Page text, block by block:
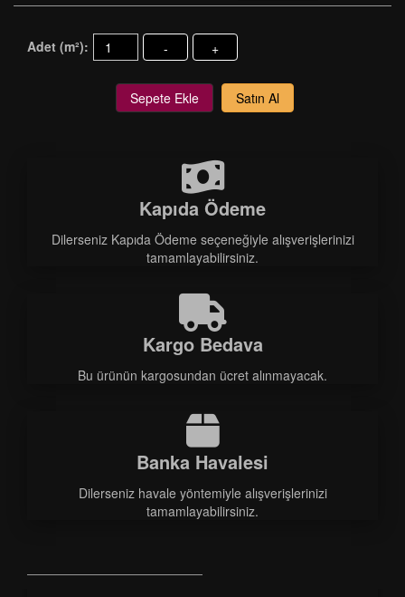
Adet (m²): - +
Sepete Ekle Satın Al
Kapıda Ödeme
Dilerseniz Kapıda Ödeme seçeneğiyle alışverişlerinizi
tamamlayabilirsiniz.
Kargo Bedava
Bu ürünün kargosundan ücret alınmayacak.
Banka Havalesi
Dilerseniz havale yöntemiyle alışverişlerinizi
tamamlayabilirsiniz.